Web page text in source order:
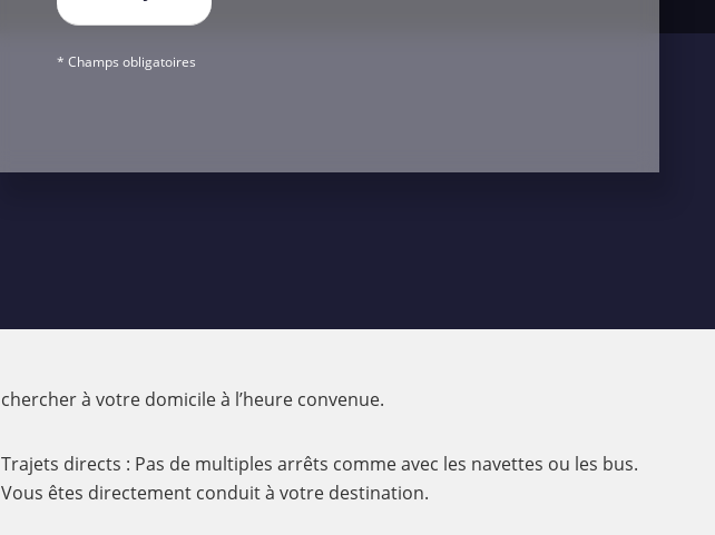
* Champs obligatoires
chercher à votre domicile à l’heure convenue.
Trajets directs : Pas de multiples arrêts comme avec les navettes ou les bus.
Vous êtes directement conduit à votre destination.